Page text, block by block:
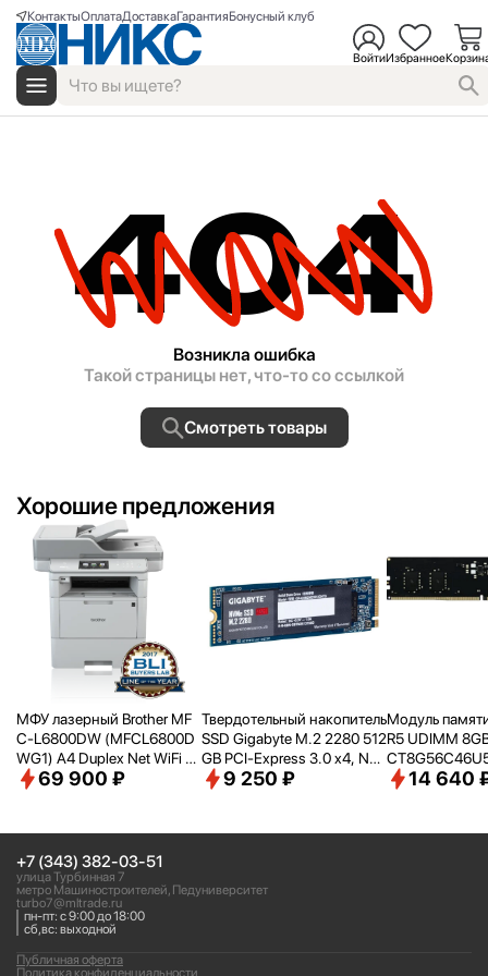
КонтактыОплатаДоставкаГарантияБонусный клуб
ВойтиИзбранное
404
Возникла ошибка
Такой страницы нет, что-то со ссылкой
Смотреть товары
Хорошие предложения
МФУ лазерный Brother MF
C-L6800DW (MFCL6800D
WG1) A4 Duplex Net WiFi се
рый69 900 ₽
Твердотельный накопитель
SSD Gigabyte M.2 2280 512
GB PCI-Express 3.0 x4, NV
Me 1.3 (G3NVME512G)
9 250 ₽
Модуль
R5 UDIMM
14 640
+7 (343) 382-03-51
улица Турбинная 7
метро Машиностроителей, Педуниверситет
turbo7@mltrade.ru
пн-пт: с 9:00 до 18:00
сб,вс: выходной
Политика конфиденциальности
Публичная оферта